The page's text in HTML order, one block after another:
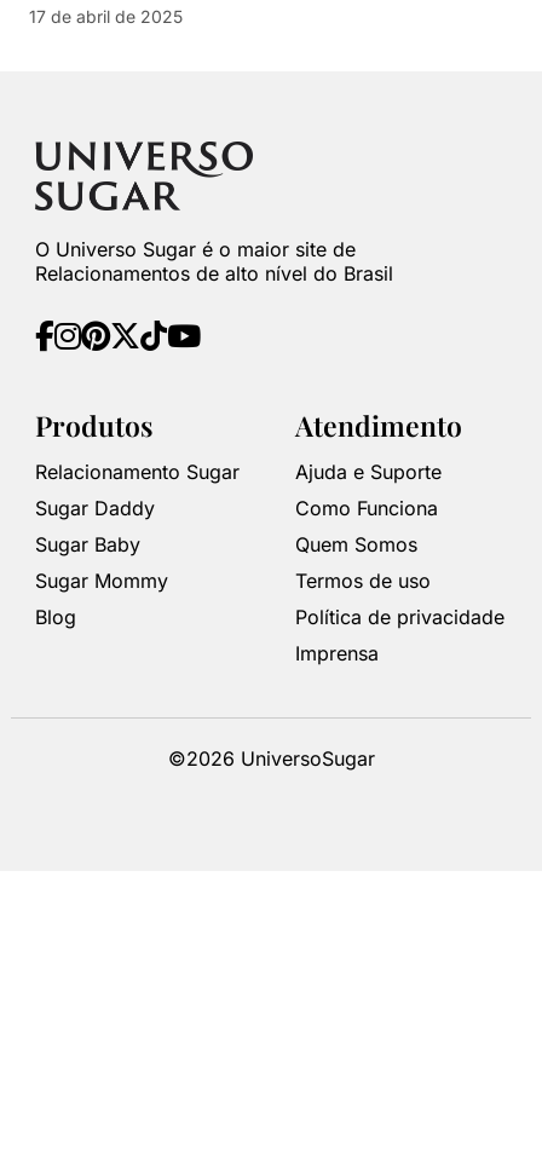
17 de abril de 2025
O Universo Sugar é o maior site de
Relacionamentos de alto nível do Brasil
Produtos
Relacionamento Sugar
Sugar Daddy
Sugar Baby
Sugar Mommy
Blog
Atendimento
Ajuda e Suporte
Como Funciona
Quem Somos
Termos de uso
Política de privacidade
Imprensa
©2026 UniversoSugar